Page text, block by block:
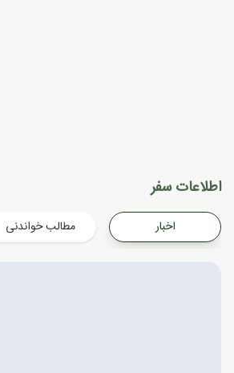
اطلاعات سفر
اخبار مطالب خواندنی